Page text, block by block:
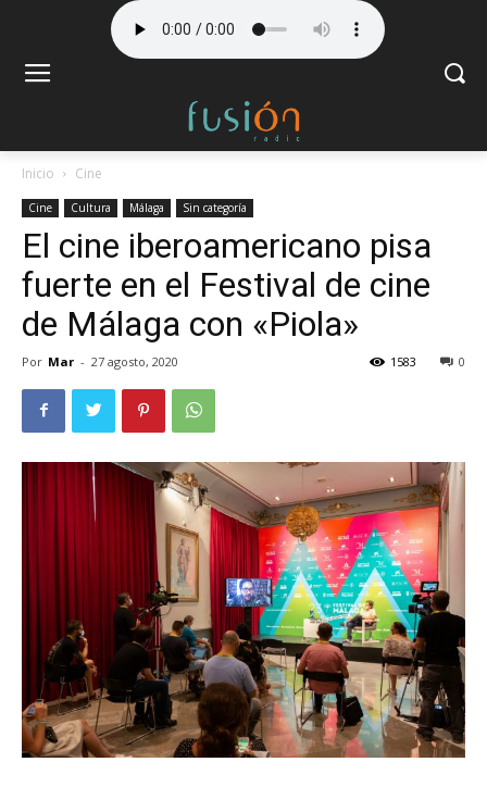
Inicio Cine
Cine Cultura Málaga Sin categoría
El cine iberoamericano pisa
fuerte en el Festival de cine
de Málaga con «Piola»
Por Mar - 27 agosto, 2020 0
1583